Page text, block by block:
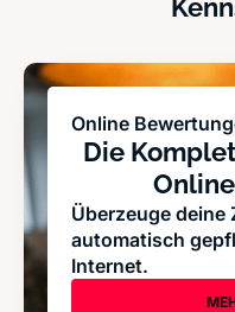
Online
Die
Überzeuge deine
automatisch
Internet.